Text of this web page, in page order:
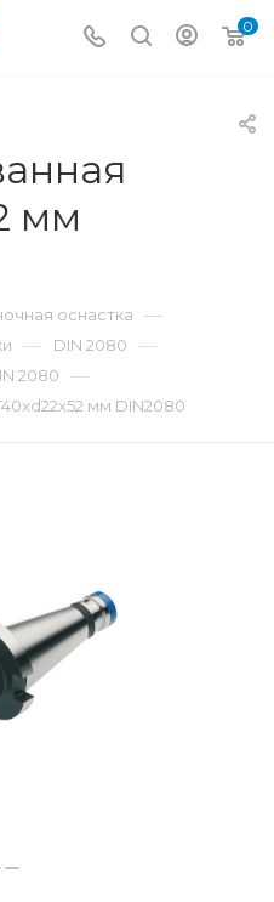
0
мм
оснастка —
— DIN 2080 —
2080 —
мм DIN2080